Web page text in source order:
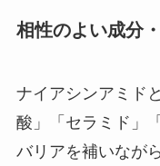
相性のよい成分
ナイアシンアミド
酸」「セラミド」
バリアを補いなが